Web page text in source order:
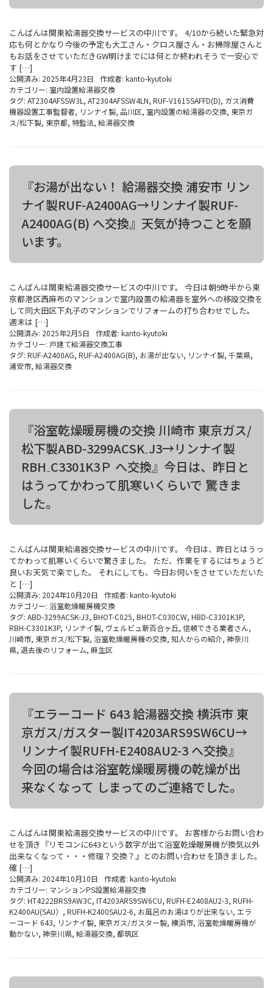
こんばんは関東給湯器交換サービスの中川です。 4/10から続いた緊急対
応も何とかなり今後の予定も大工さん・クロス屋さん・お掃除屋さんと
もお話をさせていただきGW明けまでには何とか終われそうで一安心で
す […]
公開済み: 2025年4月23日 作成者: kanto-kyutoki
カテゴリー: 室内設置給湯器交換
タグ: AT2304AFSSW3L , AT2304AFSSW4LN, RUF-V1615SAFFD(D), ガス消費
機器設置工事監督者, リンナイ製, 品川区, 室内設置の給湯器の交換, 東京ガ
ス/松下製, 東京都, 特監法, 給湯器交換
『お湯が出ない！ 給湯器交換 浦安市 リン
ナイ製RUF-A2400AG→リンナイ製RUF-
A2400AG(B) へ交換』天気が持つことを願
います。
こんばんは関東給湯器交換サービスの中川です。 今日は朝9時半から東
京都港区西麻布のマンションで室内設置の給湯器を室外への移設交換を
して同大田区下丸子のマンションでリフォームの打ち合わせでした。
週末は […]
公開済み: 2025年2月5日 作成者: kanto-kyutoki
カテゴリー: 戸建て給湯器交換工事
タグ: RUF-A2400AG, RUF-A2400AG(B), お湯が出ない, リンナイ製, 千葉県,
浦安市, 給湯器交換
『浴室乾燥暖房機の交換 川崎市 東京ガス/
松下製ABD-3299ACSK₋J3→リンナイ製
RBH₋C3301K3Ｐ へ交換』今日は、昨日と
はうってかわって肌寒いくらいで 驚きま
した。
こんばんは関東給湯器交換サービスの中川です。 今日は、昨日とはうっ
てかわって肌寒いくらいで驚きました。 ただ、作業をするにはちょうど
良いお天気で楽でした。 それにしても、今日お伺いをさせていただいた
と […]
公開済み: 2024年10月20日 作成者: kanto-kyutoki
カテゴリー: 浴室乾燥暖房機交換
タグ: ABD-3299ACSK-J3, BHOT-C025, BHOT-C030CW, HBD-C3301K3P,
RBH-C3301K3P, リンナイ製, ヴェルビュ新百合ヶ丘, 信頼できる業者さん,
川崎市, 東京ガス/松下製, 浴室乾燥暖房機の交換, 知人からの紹介, 神奈川
県, 退去後のリフォーム, 麻生区
『エラーコード 643 給湯器交換 横浜市 東
京ガス/ガスター製IT4203ARS9SW6CU→
リンナイ製RUFH-E2408AU2-3 へ交換』
今回の場合は浴室乾燥暖房機の乾燥が出
来なくなって しまってのご連絡でした。
こんばんは関東給湯器交換サービスの中川です。 お客様からお問い合わ
せを頂き『リモコンに643という数字が出て浴室乾燥暖房機が換気以外
出来なくなって・・・修理？交換？』とのお問い合わせを頂きました。
確 […]
公開済み: 2024年10月10日 作成者: kanto-kyutoki
カテゴリー: マンションPS設置給湯器交換
タグ: HT4222BRS9AW3C, IT4203ARS9SW6CU, RUFH-E2408AU2-3, RUFH-
K2400AU(SAU） , RUFH-K2400SAU2-6, お風呂のお湯はりが出来ない, エラ
ーコード 643, リンナイ製, 東京ガス/ガスター製, 横浜市, 浴室乾燥暖房機が
動かない, 神奈川県, 給湯器交換, 都筑区